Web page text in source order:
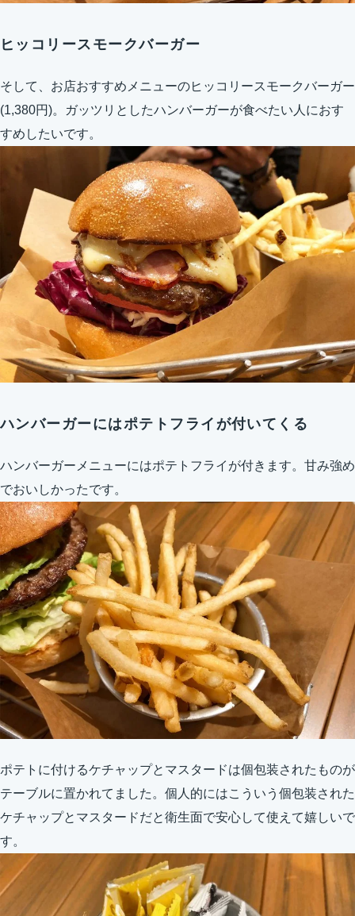
ヒッコリースモークバーガー
そして、お店おすすめメニューのヒッコリースモークバーガー
(1,380円)。ガッツリとしたハンバーガーが食べたい人におす
すめしたいです。
ハンバーガーにはポテトフライが付いてくる
ハンバーガーメニューにはポテトフライが付きます。甘み強め
でおいしかったです。
ポテトに付けるケチャップとマスタードは個包装されたものが
テーブルに置かれてました。個人的にはこういう個包装された
ケチャップとマスタードだと衛生面で安心して使えて嬉しいで
す。